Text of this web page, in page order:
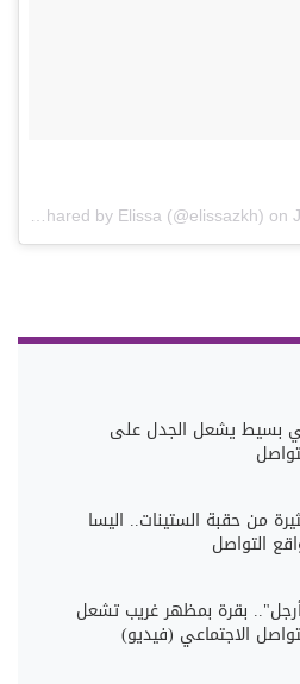
Elissa (@elissazkh) on
بسيط يشعل الجدل على
من حقبة الستينات.. اليسا
التواصل
بقرة بمظهر غريب تشعل
الاجتماعي (فيديو)